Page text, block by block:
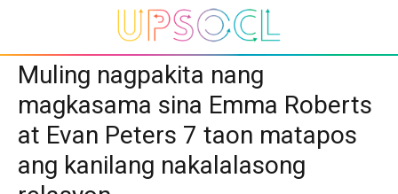
Muling nagpakita nang
magkasama sina Emma Roberts
at Evan Peters 7 taon matapos
ang kanilang nakalalasong